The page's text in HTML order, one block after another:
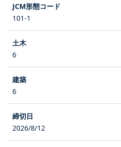
101-1
6
6
2026/8/12